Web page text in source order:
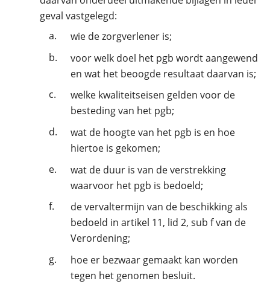
geval vastgelegd:
a.
wie de zorgverlener is;
b.
voor welk doel het pgb wordt aangewend
en wat het beoogde resultaat daarvan is;
c.
welke kwaliteitseisen gelden voor de
besteding van het pgb;
d.
wat de hoogte van het pgb is en hoe
hiertoe is gekomen;
e.
wat de duur is van de verstrekking
waarvoor het pgb is bedoeld;
f.
de vervaltermijn van de beschikking als
bedoeld in artikel 11, lid 2, sub f van de
Verordening;
g.
hoe er bezwaar gemaakt kan worden
tegen het genomen besluit.